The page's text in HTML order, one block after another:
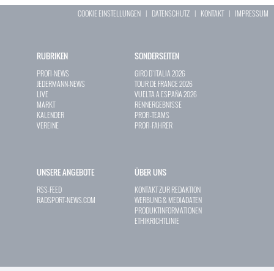
COOKIE EINSTELLUNGEN | DATENSCHUTZ | KONTAKT| IMPRESSUM
RUBRIKEN
PROFI-NEWS
JEDERMANN-NEWS
LIVE
MARKT
KALENDER
VEREINE
SONDERSEITEN
GIRO D`ITALIA 2026
TOUR DE FRANCE 2026
VUELTA A ESPAÑA 2026
RENNERGEBNISSE
PROFI-TEAMS
PROFI-FAHRER
UNSERE ANGEBOTE
RSS-FEED
RADSPORT-NEWS.COM
ÜBER UNS
KONTAKT ZUR REDAKTION
WERBUNG & MEDIADATEN
PRODUKTINFORMATIONEN
ETHIKRICHTLINIE